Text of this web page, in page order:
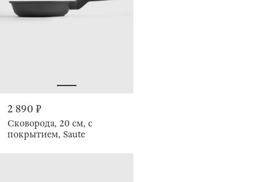
2 890 ₽
Сковорода, 20 см, с
покрытием, Saute